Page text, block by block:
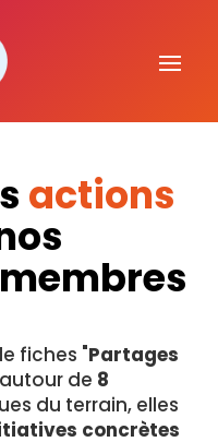
actions
fiches "Partages
de 8
du terrain, elles
concrètes